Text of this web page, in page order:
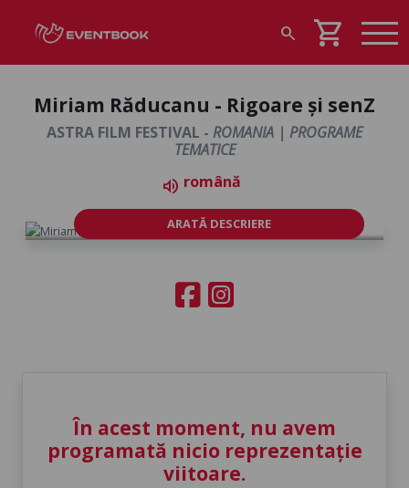
search shopping_cart
Miriam Răducanu - Rigoare și senZ
ASTRA FILM FESTIVAL - ROMANIA | PROGRAME
TEMATICE
volume_up română
ARATĂ DESCRIERE
În acest moment, nu avem
programată nicio reprezentație
viitoare.